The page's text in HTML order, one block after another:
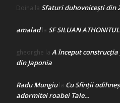
Doina la Sfaturi duhovnicești din
amaladla SF SILUAN
gheorghe la A început
din Japonia
Radu Mungiula Cu Sfinții
adormitei roabei Tale…